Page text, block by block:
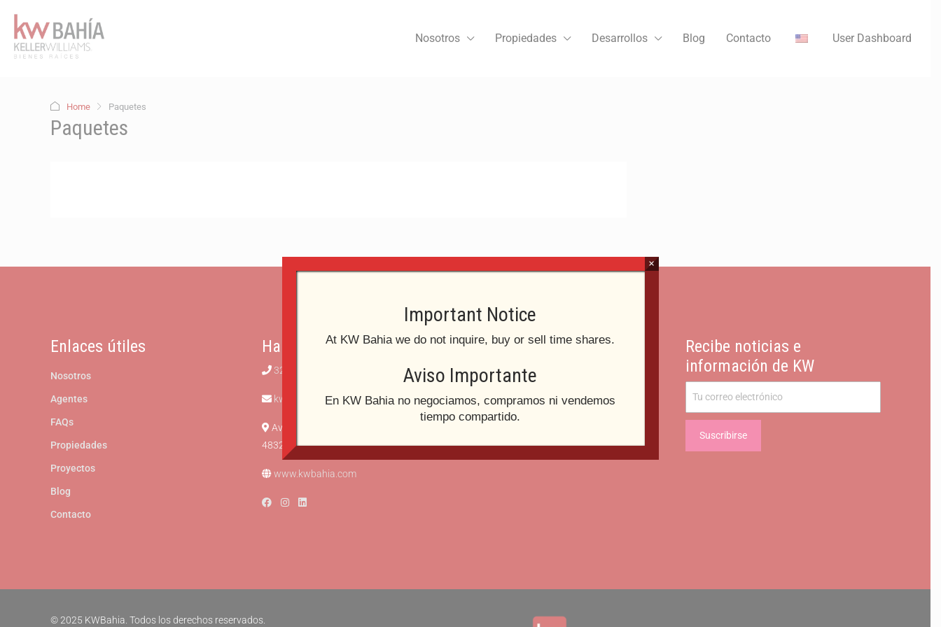
Nosotros Propiedades Desarrollos Blog Contacto User Dashboard
Home Paquetes
Paquetes
Enlaces útiles
Nosotros
Agentes
FAQs
Propiedades
Proyectos
Blog
Contacto
Hablemos hoy!
322 244 8764
kwbahia@kwmexico.mx
Av. Francisco Villa 1010-5, Las Gaviotas,
48328 Puerto Vallarta, Jal.
www.kwbahia.com
Legales
Aviso de Privacidad
Términos y Condiciones
Recibe noticias e
información de KW
© 2025 KWBahia. Todos los derechos reservados.
Important Notice
At KW Bahia we do not inquire, buy or sell time shares.
Aviso Importante
En KW Bahia no negociamos, compramos ni vendemos
tiempo compartido.
×